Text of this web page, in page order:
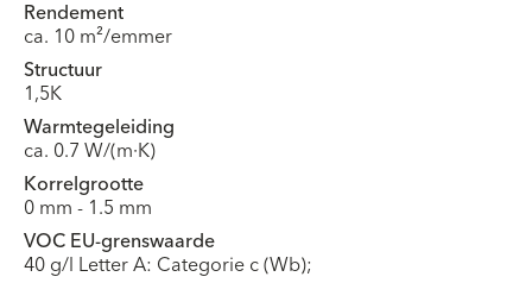
Rendement
ca. 10 m²/emmer
Structuur
1,5K
Warmtegeleiding
ca. 0.7 W/(m·K)
Korrelgrootte
0 mm - 1.5 mm
VOC EU-grenswaarde
40 g/l Letter A: Categorie c (Wb);